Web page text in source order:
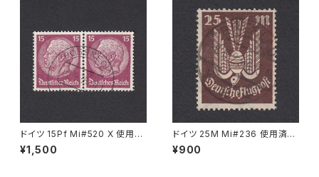
ドイツ 15Pf Mi#520 X 使用済
み切手｜PÖSSNECK 22.9.19
36
¥1,500
ドイツ 25M Mi#236 使用済み
切手｜BRESLAU 8.6.1923
¥900